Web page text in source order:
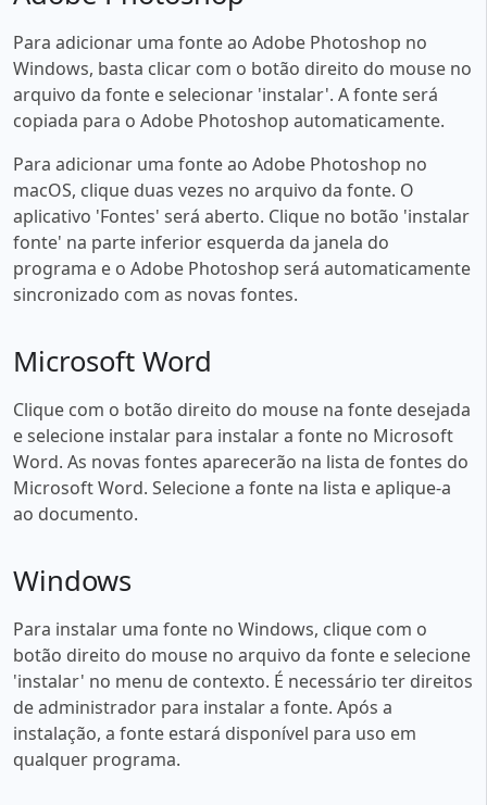
Para adicionar uma fonte ao Adobe Photoshop no
Windows, basta clicar com o botão direito do mouse no
arquivo da fonte e selecionar 'instalar'. A fonte será
copiada para o Adobe Photoshop automaticamente.
Para adicionar uma fonte ao Adobe Photoshop no
macOS, clique duas vezes no arquivo da fonte. O
aplicativo 'Fontes' será aberto. Clique no botão 'instalar
fonte' na parte inferior esquerda da janela do
programa e o Adobe Photoshop será automaticamente
sincronizado com as novas fontes.
Microsoft Word
Clique com o botão direito do mouse na fonte desejada
e selecione instalar para instalar a fonte no Microsoft
Word. As novas fontes aparecerão na lista de fontes do
Microsoft Word. Selecione a fonte na lista e aplique-a
ao documento.
Windows
Para instalar uma fonte no Windows, clique com o
botão direito do mouse no arquivo da fonte e selecione
'instalar' no menu de contexto. É necessário ter direitos
de administrador para instalar a fonte. Após a
instalação, a fonte estará disponível para uso em
qualquer programa.